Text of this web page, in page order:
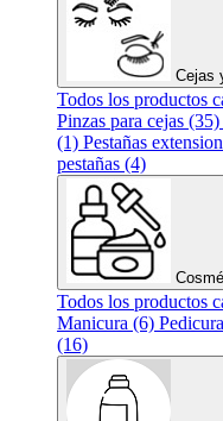
Cejas
Todos los productos
Pinzas para cejas (35)
(1) Pestañas
pestañas (4)
Todos los productos
Manicura (6)
(16)